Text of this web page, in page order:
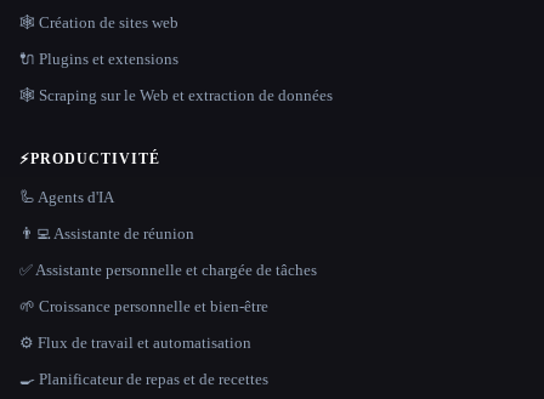
🕸 Création de sites web
🔌 Plugins et extensions
🕸️ Scraping sur le Web et extraction de données
⚡PRODUCTIVITÉ
🦾 Agents d'IA
👨‍💻 Assistante de réunion
✅ Assistante personnelle et chargée de tâches
🌱 Croissance personnelle et bien-être
⚙️ Flux de travail et automatisation
🍳 Planificateur de repas et de recettes